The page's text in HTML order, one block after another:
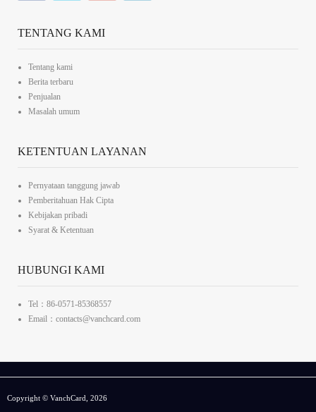
TENTANG KAMI
Tentang kami
Berita terbaru
Penjualan
Masalah umum
KETENTUAN LAYANAN
Pernyataan tanggung jawab
Pemberitahuan Hak Cipta
Kebijakan pribadi
Syarat & Ketentuan
HUBUNGI KAMI
Tel：86-0571-85368557
Email：contacts@vanchcard.com
Copyright © VanchCard, 2026